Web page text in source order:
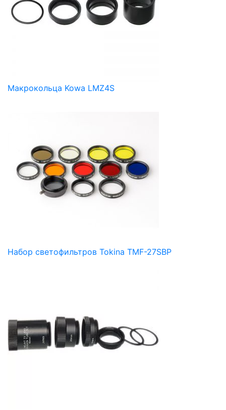
Макрокольца Kowa LMZ4S
Набор светофильтров Tokina TMF-27SBP